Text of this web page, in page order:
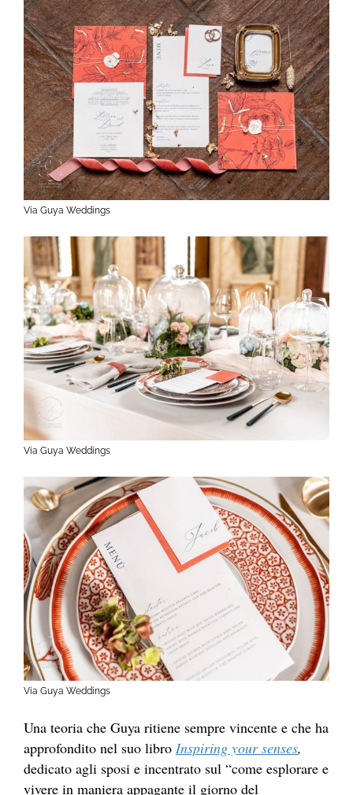
Via Guya Weddings
Via Guya Weddings
Via Guya Weddings
Una teoria che Guya ritiene sempre vincente e che ha
approfondito nel suo libro Inspiring your senses,
dedicato agli sposi e incentrato sul “come esplorare e
vivere in maniera appagante il giorno del